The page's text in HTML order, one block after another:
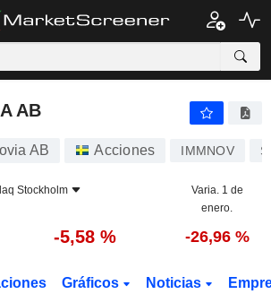
AB
AB Acciones IMMNOV
Stockholm
Varia. 1 de
enero.
-5,58 % -26,96 %
Gráficos Noticias